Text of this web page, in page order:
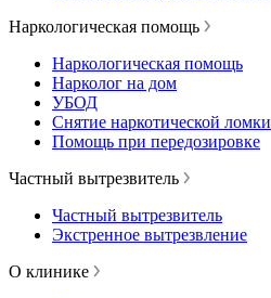
Наркологическая помощь
Наркологическая помощь
Нарколог на дом
УБОД
Снятие наркотической ломки
Помощь при передозировке
Частный вытрезвитель
Частный вытрезвитель
Экстренное вытрезвление
О клинике